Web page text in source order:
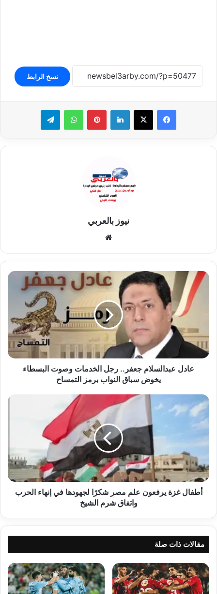
نسخ الرابط
لينكدإن بينتيريستواتساب تيلقرام
نيوز بالعربي
عادل
عبدالسلام
جعفر..
الخدمات
وصوت
البسطاء
يخوض
سباق
عادل عبدالسلام جعفر.. رجل الخدمات وصوت البسطاء
يخوض سباق النواب برمز التمساح
أطفال
غزة
يرفعون
علم
مصر
لجهودها
في
إنهاء
الحرب
أطفال غزة يرفعون علم مصر شكرًا لجهودها في إنهاء الحرب
واتفاق شرم الشيخ
مقالات ذات صلة